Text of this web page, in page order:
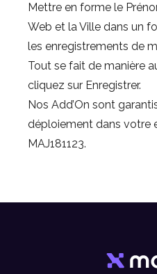
Mettre en forme le
Web et la Ville dans un
les enregistrements de
Tout se fait de manière
cliquez sur Enregistrer.
Nos Add’On sont
déploiement dans votre
MAJ181123.